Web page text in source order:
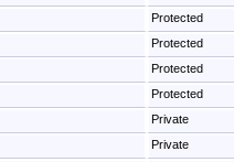
Protected
Protected
Protected
Protected
Private
Private